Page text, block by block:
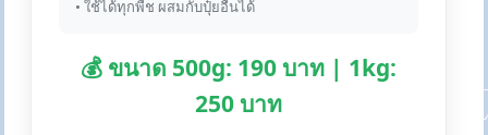
• ใช้ได้ทุกพืช ผสมกับปุ๋ยอื่นได้
💰 ขนาด 500g: 190 บาท | 1kg:
250 บาท